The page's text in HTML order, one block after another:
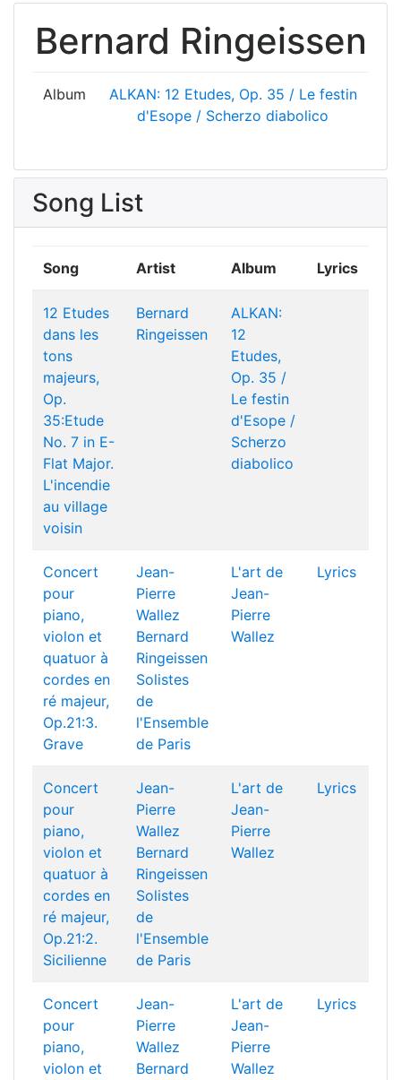
Bernard Ringeissen
Album
ALKAN: 12 Etudes, Op. 35 / Le festin
d'Esope / Scherzo diabolico
Song List
Song Artist Album Lyrics
12 Etudes
dans les
tons
majeurs,
Op.
35:Etude
No. 7 in E-
Flat Major.
L'incendie
au village
voisin
Bernard
Ringeissen
ALKAN:
12
Etudes,
Op. 35 /
Le festin
d'Esope /
Scherzo
diabolico
Concert
pour
piano,
violon et
quatuor à
cordes en
ré majeur,
Op.21:3.
Grave
Jean-
Pierre
Wallez
Bernard
Ringeissen
Solistes
de
l'Ensemble
de Paris
L'art de
Jean-
Pierre
Wallez
Lyrics
Concert
pour
piano,
violon et
quatuor à
cordes en
ré majeur,
Op.21:2.
Sicilienne
Jean-
Pierre
Wallez
Bernard
Ringeissen
Solistes
de
l'Ensemble
de Paris
L'art de
Jean-
Pierre
Wallez
Lyrics
Concert
pour
piano,
violon et
Jean-
Pierre
Wallez
Bernard
L'art de
Jean-
Pierre
Wallez
Lyrics